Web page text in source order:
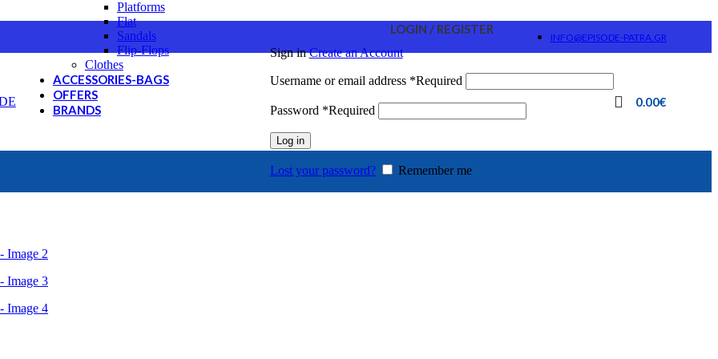
INFO@EPISODE-PATRA.GR
LOGIN / REGISTER
Sign inCreate an Account
Username or email address *Required
Password *Required
Log in
Lost your password? Remember me
0.00€
Platforms
Flat
Sandals
Flip-Flops
Clothes
ACCESSORIES-BAGS
OFFERS
BRANDS
Mystic